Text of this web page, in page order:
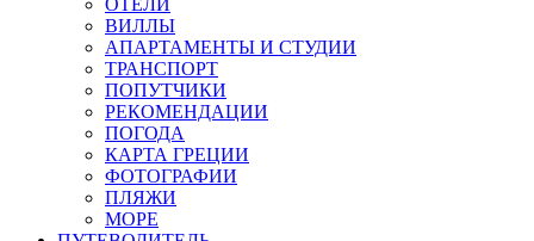
ОТЕЛИ
ВИЛЛЫ
АПАРТАМЕНТЫ И СТУДИИ
ТРАНСПОРТ
ПОПУТЧИКИ
РЕКОМЕНДАЦИИ
ПОГОДА
КАРТА ГРЕЦИИ
ФОТОГРАФИИ
ПЛЯЖИ
МОРЕ